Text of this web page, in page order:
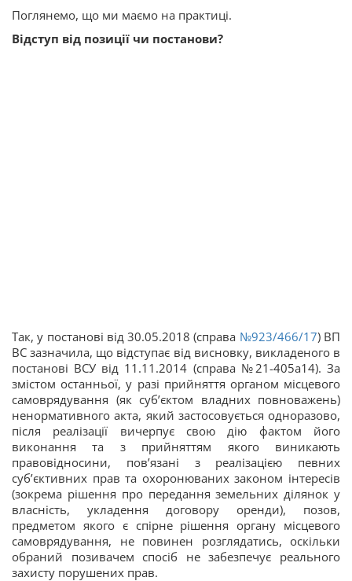
Поглянемо, що ми маємо на практиці.
Відступ від позиції чи постанови?
Так, у постанові від 30.05.2018 (справа №923/466/17) ВП
ВС зазначила, що відступає від висновку, викладеного в
постанові ВСУ від 11.11.2014 (справа №21-405а14). За
змістом останньої, у разі прийняття органом місцевого
самоврядування (як суб’єктом владних повноважень)
ненормативного акта, який застосовується одноразово,
після реалізації вичерпує свою дію фактом його
виконання та з прийняттям якого виникають
правовідносини, пов’язані з реалізацією певних
суб’єктивних прав та охоронюваних законом інтересів
(зокрема рішення про передання земельних ділянок у
власність, укладення договору оренди), позов,
предметом якого є спірне рішення органу місцевого
самоврядування, не повинен розглядатись, оскільки
обраний позивачем спосіб не забезпечує реального
захисту порушених прав.